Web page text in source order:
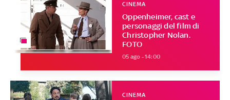
Oppenheimer, cast e
personaggi del film di
Christopher Nolan.
FOTO
CINEMA
05 ago - 14:00
CINEMA